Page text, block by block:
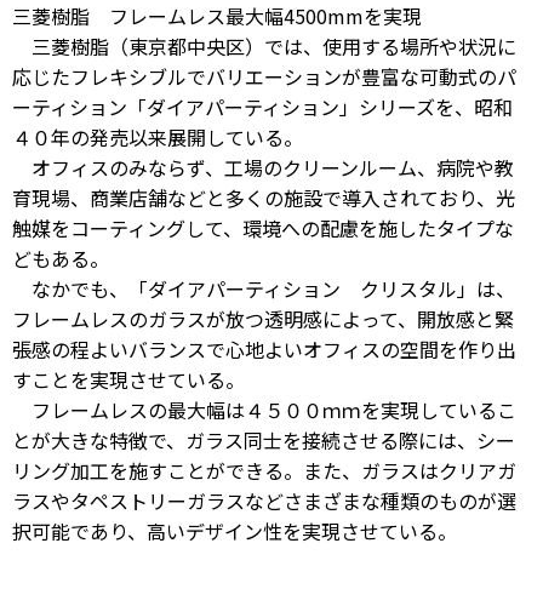
三菱樹脂 フレームレス最大幅4500mmを実現
三菱樹脂（東京都中央区）では、使用する場所や状況に
応じたフレキシブルでバリエーションが豊富な可動式のパ
ーティション「ダイアパーティション」シリーズを、昭和
４０年の発売以来展開している。
オフィスのみならず、工場のクリーンルーム、病院や教
育現場、商業店舗などと多くの施設で導入されており、光
触媒をコーティングして、環境への配慮を施したタイプな
どもある。
なかでも、「ダイアパーティション クリスタル」は、
フレームレスのガラスが放つ透明感によって、開放感と緊
張感の程よいバランスで心地よいオフィスの空間を作り出
すことを実現させている。
フレームレスの最大幅は４５００ｍｍを実現しているこ
とが大きな特徴で、ガラス同士を接続させる際には、シー
リング加工を施すことができる。また、ガラスはクリアガ
ラスやタペストリーガラスなどさまざまな種類のものが選
択可能であり、高いデザイン性を実現させている。